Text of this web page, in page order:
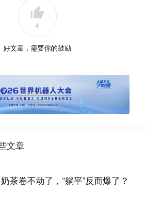
4
好文章，需要你的鼓励
文章
奶茶卷不动了，“躺平”反而爆了？